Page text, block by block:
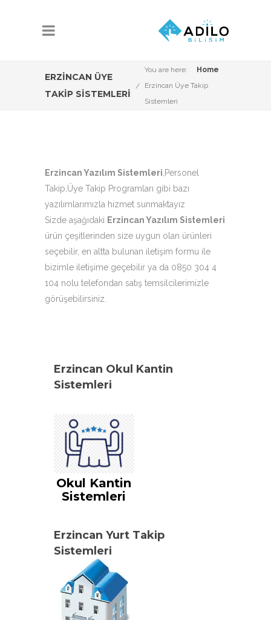
ERZINCAN ÜYE
TAKIP SISTEMLERI
You are here:
Home
Erzincan Üye Takip
Sistemleri
Erzincan Yazılım Sistemleri ,Personel
Takip,Üye Takip Programları gibi bazı
yazılımlarımızla hizmet sunmaktayız
Sizde aşağıdaki Erzincan Yazılım Sistemleri
ürün çeşitlerinden size uygun olan ürünleri
seçebilir, en altta bulunan iletişim formu ile
bizimle iletişime geçebilir ya da 0850 304 4
104 nolu telefondan satış temsilcilerimizle
görüşebilirsiniz.
Erzincan Okul Kantin
Sistemleri
Okul Kantin
Sistemleri
Erzincan Yurt Takip
Sistemleri